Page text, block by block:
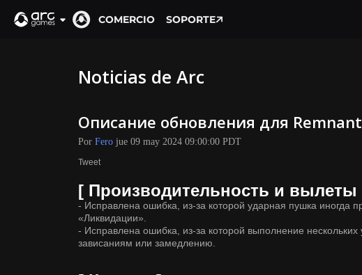
COMERCIO SOPORTE
Noticias de Arc
Описание обновления для
Por Fero jue 09 may 2024 09:00:00 PDT
Tweet
[ Производительность и вылеты
- Исправлена ошибка, из-за которой ударная пушка иногда
«Ликвидации».
- Исправлена ошибка, из-за которой выполнение
зависаниям или замедлению.